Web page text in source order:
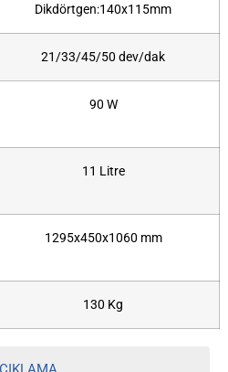
Dikdörtgen:140x115mm
21/33/45/50 dev/dak
90 W
11 Litre
1295x450x1060 mm
130 Kg